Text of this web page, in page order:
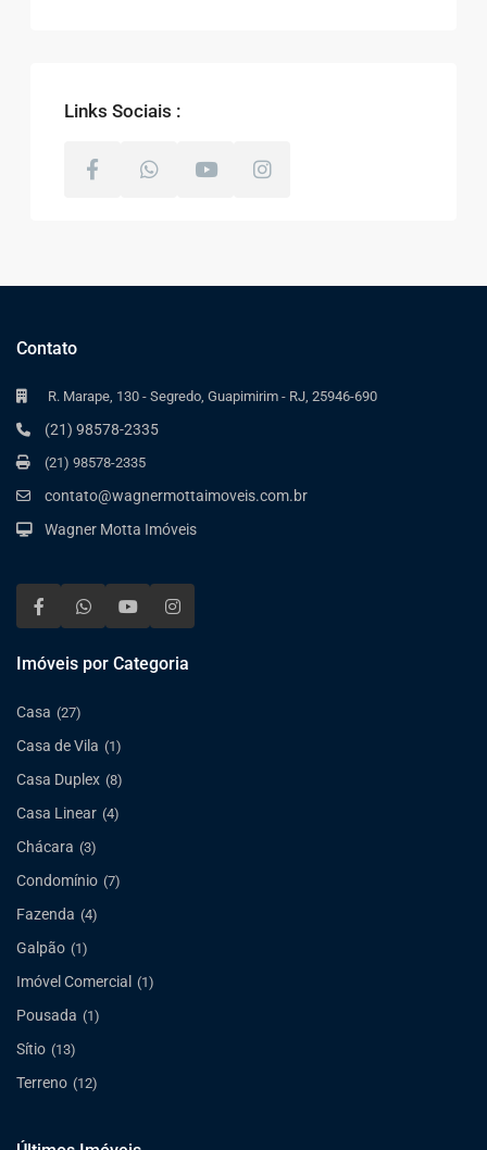
Links Sociais :
Contato
R. Marape, 130 - Segredo, Guapimirim - RJ, 25946-690
(21) 98578-2335
(21) 98578-2335
contato@wagnermottaimoveis.com.br
Wagner Motta Imóveis
Imóveis por Categoria
Casa (27)
Casa de Vila (1)
Casa Duplex (8)
Casa Linear (4)
Chácara (3)
Condomínio (7)
Fazenda (4)
Galpão (1)
Imóvel Comercial (1)
Pousada (1)
Sítio (13)
Terreno (12)